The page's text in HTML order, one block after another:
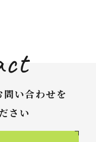
い合わせを
さい